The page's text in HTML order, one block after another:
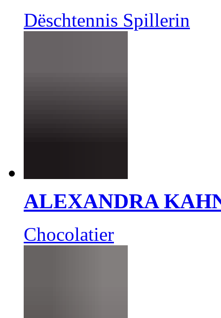
Dëschtennis Spillerin
ALEXANDRA
Chocolatier